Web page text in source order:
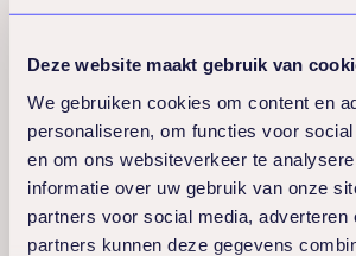
Deze website maakt gebruik van
We gebruiken cookies om content en
personaliseren, om functies voor
en om ons websiteverkeer te
informatie over uw gebruik van onze
partners voor social media, adverteren
partners kunnen deze gegevens
beïnvloeden
ziekteverzuim
meest?
De belangrijkste factoren die